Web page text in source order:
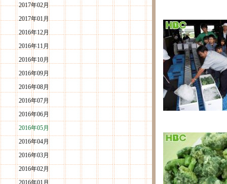
2017年02月
2017年01月
2016年12月
2016年11月
2016年10月
2016年09月
2016年08月
2016年07月
2016年06月
2016年05月
2016年04月
2016年03月
2016年02月
2016年01月